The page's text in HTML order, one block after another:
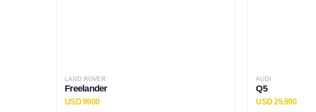
LAND ROVER
Freelander
USD 9900
AUDI
Q5
USD 25.990